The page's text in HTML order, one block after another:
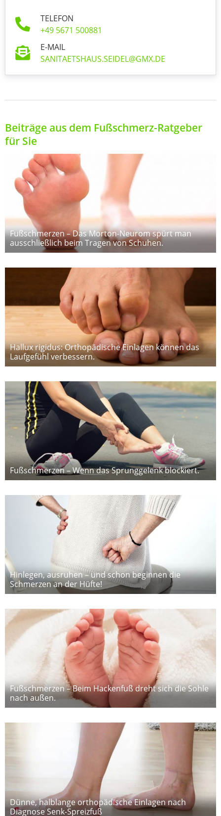
TELEFON
+49 5671 500881
E-MAIL
SANITAETSHAUS.SEIDEL@GMX.DE
Beiträge aus dem Fußschmerz-Ratgeber
für Sie
Fußschmerzen – Das Morton-Neurom spürt man
ausschließlich beim Tragen von Schuhen.
Hallux rigidus: Orthopädische Einlagen können das
Laufgefühl verbessern.
Fußschmerzen – Wenn das Sprunggelenk blockiert.
Hinlegen, ausruhen – und schon beginnen die
Schmerzen an der Hüfte!
Fußschmerzen – Beim Hackenfuß dreht sich die Sohle
nach außen.
Dünne, halblange orthopädische Einlagen nach
Diagnose Senk-Spreizfuß